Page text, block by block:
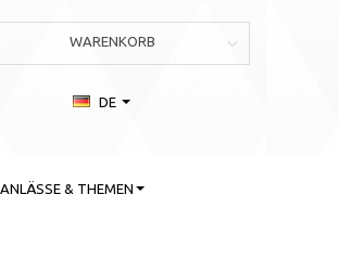
WARENKORB
DE
ANLÄSSE & THEMEN